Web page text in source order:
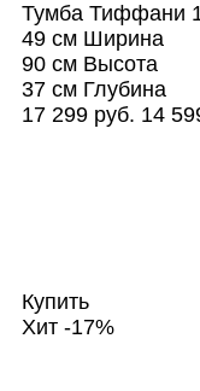
Тумба Тиффани
49 смШирина
90 смВысота
37 смГлубина
17 299 руб. 14
Купить
Хит -17%